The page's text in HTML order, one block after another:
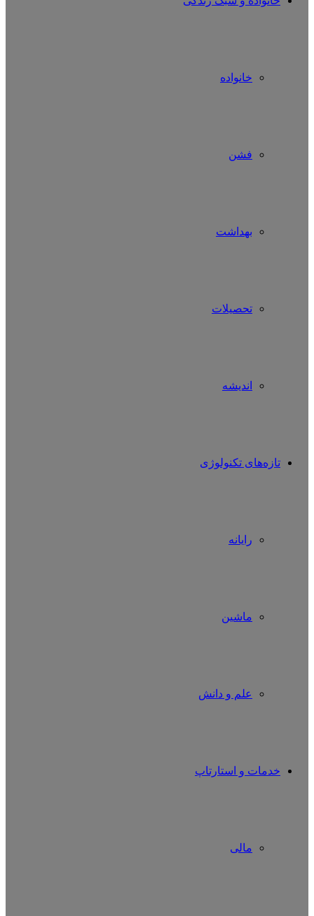
خانواده
فشن
بهداشت
تحصیلات
اندیشه
تازه‌های تکنولوژی
رایانه
ماشین
علم و دانش
خدمات و استارتاپ
مالی